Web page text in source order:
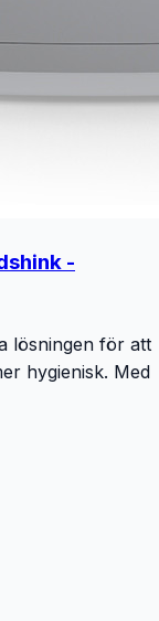
-
lösningen för att
hygienisk. Med